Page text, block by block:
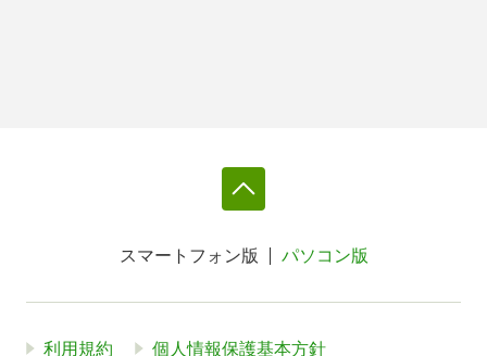
スマートフォン版 パソコン版
利用規約 個人情報保護基本方針